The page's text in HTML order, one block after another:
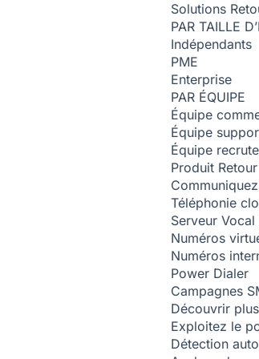
Solutions
PAR TAILLE
Indépendants
PME
Enterprise
PAR ÉQUIPE
Équipe
Équipe
Équipe
Produit Retour
Téléphonie
Serveur
Numéros
Numéros
Power Dialer
Campagnes
Découvrir
Exploitez le
Détection